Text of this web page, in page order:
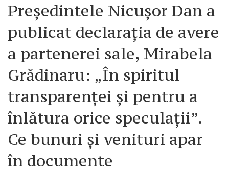
Președintele Nicușor Dan a
publicat declarația de avere
a partenerei sale, Mirabela
Grădinaru: „În spiritul
transparenței și pentru a
înlătura orice speculații”.
Ce bunuri și venituri apar
în documente